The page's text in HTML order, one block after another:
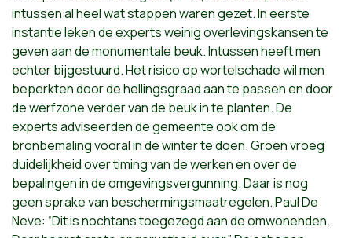
intussen al heel wat stappen waren gezet. In eerste
instantie leken de experts weinig overlevingskansen te
geven aan de monumentale beuk. Intussen heeft men
echter bijgestuurd. Het risico op wortelschade wil men
beperkten door de hellingsgraad aan te passen en door
de werfzone verder van de beuk in te planten. De
experts adviseerden de gemeente ook om de
bronbemaling vooral in de winter te doen. Groen vroeg
duidelijkheid over timing van de werken en over de
bepalingen in de omgevingsvergunning. Daar is nog
geen sprake van beschermingsmaatregelen. Paul De
Neve: “Dit is nochtans toegezegd aan de omwonenden.